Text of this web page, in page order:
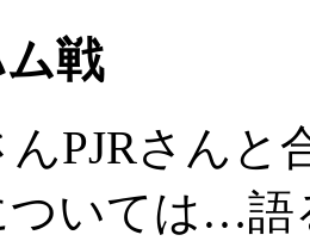
戦
PJRさんと
いては…語